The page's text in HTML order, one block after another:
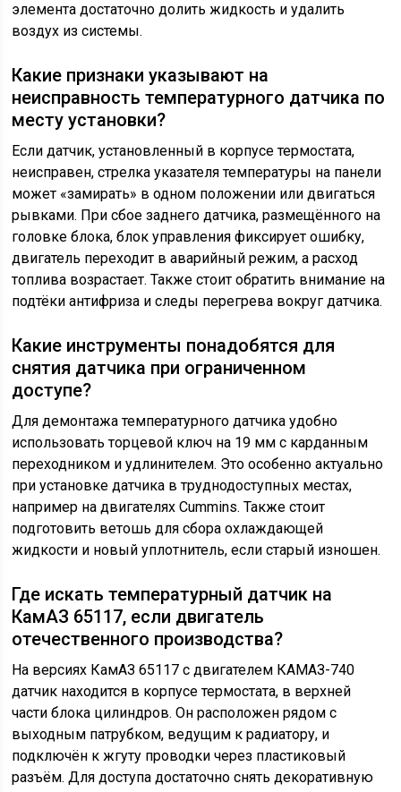
элемента достаточно долить жидкость и удалить
воздух из системы.
Какие признаки указывают на
неисправность температурного датчика по
месту установки?
Если датчик, установленный в корпусе термостата,
неисправен, стрелка указателя температуры на панели
может «замирать» в одном положении или двигаться
рывками. При сбое заднего датчика, размещённого на
головке блока, блок управления фиксирует ошибку,
двигатель переходит в аварийный режим, а расход
топлива возрастает. Также стоит обратить внимание на
подтёки антифриза и следы перегрева вокруг датчика.
Какие инструменты понадобятся для
снятия датчика при ограниченном
доступе?
Для демонтажа температурного датчика удобно
использовать торцевой ключ на 19 мм с карданным
переходником и удлинителем. Это особенно актуально
при установке датчика в труднодоступных местах,
например на двигателях Cummins. Также стоит
подготовить ветошь для сбора охлаждающей
жидкости и новый уплотнитель, если старый изношен.
Где искать температурный датчик на
КамАЗ 65117, если двигатель
отечественного производства?
На версиях КамАЗ 65117 с двигателем КАМАЗ-740
датчик находится в корпусе термостата, в верхней
части блока цилиндров. Он расположен рядом с
выходным патрубком, ведущим к радиатору, и
подключён к жгуту проводки через пластиковый
разъём. Для доступа достаточно снять декоративную